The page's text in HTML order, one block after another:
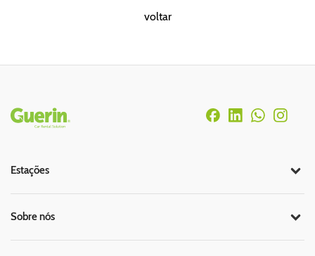
voltar
Rodapé
Estações
Sobre nós